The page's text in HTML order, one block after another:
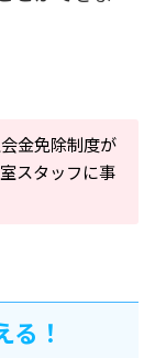
金免除制度が
スタッフに事
！